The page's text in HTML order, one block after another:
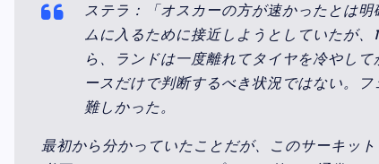
ステラ：「オスカーの方が速かったとは
ムに入るために接近しようとしていたが
ら、ランドは一度離れてタイヤを冷やし
ースだけで判断するべき状況ではない。
難しかった。
最初から分かっていたことだが、このサーキッ